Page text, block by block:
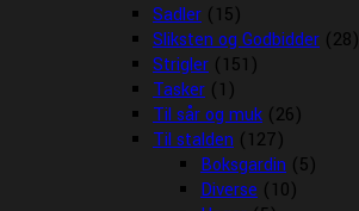
Sadler (15)
Sliksten og Godbidder (28)
Strigler (151)
Tasker (1)
Til sår og muk (26)
Til stalden (127)
Boksgardin (5)
Diverse (10)